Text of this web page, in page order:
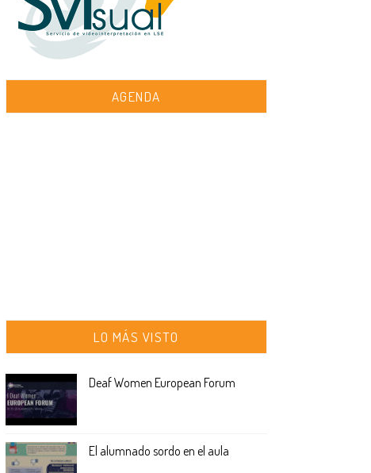
AGENDA
LO MÁS VISTO
Deaf Women European Forum
El alumnado sordo en el aula